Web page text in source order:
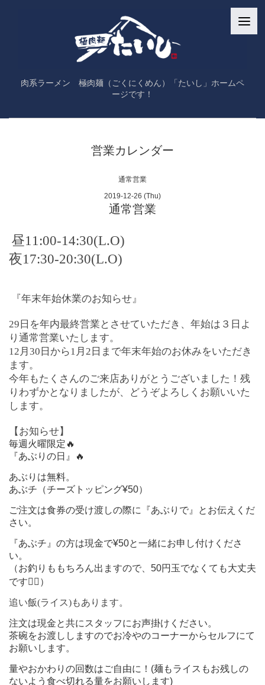
肉系ラーメン 極肉麺（ごくにくめん）「たいし」ホームペ
ージです！
営業カレンダー
通常営業
2019-12-26 (Thu)
通常営業
昼11:00-14:30(L.O)
夜17:30-20:30(L.O)
『年末年始休業のお知らせ』
29日を年内最終営業とさせていただき、年始は３日よ
り通常営業いたします。
12月30日から1月2日まで年末年始のお休みをいただき
ます。
今年もたくさんのご来店ありがとうございました！残
りわずかとなりましたが、どうぞよろしくお願いいた
します。
【お知らせ】
毎週火曜限定🔥
『あぶりの日』🔥
あぶりは無料。
あぶチ（チーズトッピング¥50）
ご注文は食券の受け渡しの際に『あぶりで』とお伝えくだ
さい。
『あぶチ』の方は現金で¥50と一緒にお申し付けくださ
い。
（お釣りももちろん出ますので、50円玉でなくても大丈夫
です🙆‍♂️）
追い飯(ライス)もあります。
注文は現金と共にスタッフにお声掛けください。
茶碗をお渡ししますのでお冷やのコーナーからセルフにて
お願いします。
量やおかわりの回数はご自由に！(麺もライスもお残しの
ないよう食べ切れる量をお願いします)